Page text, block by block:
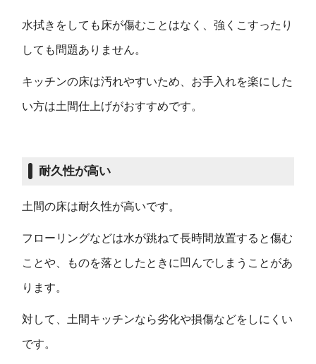
水拭きをしても床が傷むことはなく、強くこすったり
しても問題ありません。
キッチンの床は汚れやすいため、お手入れを楽にした
い方は土間仕上げがおすすめです。
耐久性が高い
土間の床は耐久性が高いです。
フローリングなどは水が跳ねて長時間放置すると傷む
ことや、ものを落としたときに凹んでしまうことがあ
ります。
対して、土間キッチンなら劣化や損傷などをしにくい
です。